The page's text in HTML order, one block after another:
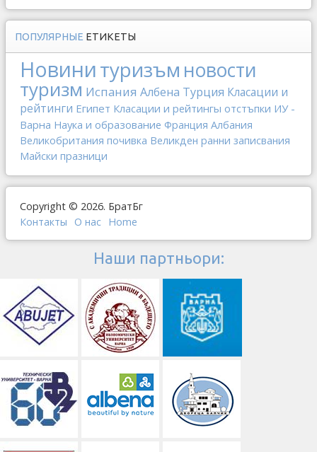
ПОПУЛЯРНЫЕ ЕТИКЕТЫ
Новинитуризъм новости
туризм Испания Албена Турция Класации и
рейтинги Египет Класации и рейтингы отстъпки ИУ -
Варна Наука и образование Франция Албания
Великобритания почивка Великден ранни записвания
Майски празници
Copyright © 2026. БратБг
Контакты
О наc Home
Наши партньори: